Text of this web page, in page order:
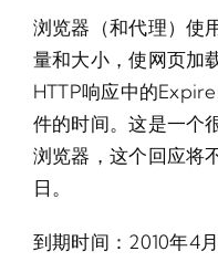
浏览器（和代理）使
量和大小，使网页加
HTTP响应中的
件的时间。这是一个
浏览器，这个回应将
日。
到期时间：2010年4